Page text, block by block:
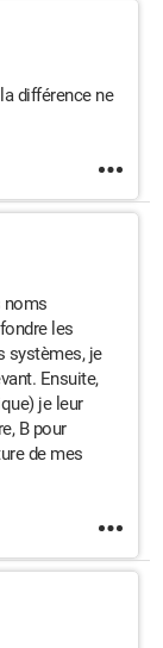
différence ne
noms
les
systèmes, je
Ensuite,
je leur
B pour
de mes